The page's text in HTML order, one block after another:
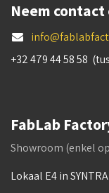
Neem contact
+32 479 44 58 58
FabLab
Showroom (enkel
Lokaal E4 in